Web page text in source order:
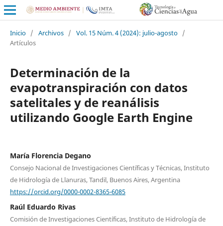
Inicio / Archivos / Vol. 15 Núm. 4 (2024): julio-agosto /
Artículos
Determinación de la
evapotranspiración con datos
satelitales y de reanálisis
utilizando Google Earth Engine
María Florencia Degano
Consejo Nacional de Investigaciones Científicas y Técnicas, Instituto
de Hidrología de Llanuras, Tandil, Buenos Aires, Argentina
https://orcid.org/0000-0002-8365-6085
Raúl Eduardo Rivas
Comisión de Investigaciones Científicas, Instituto de Hidrología de